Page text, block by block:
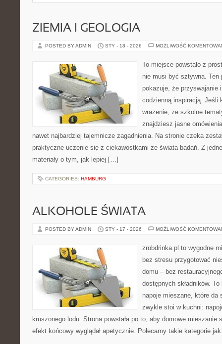
ZIEMIA I GEOLOGIA
POSTED BY ADMIN STY - 18 - 2026 MOŻLIWOŚĆ
To miejsce powstało z
nie musi być sztywna. Ten
pokazuje, że przyswajanie
codzienną inspiracją. Jeśli
wrażenie, że szkolne
znajdziesz jasne
nawet najbardziej tajemnicze zagadnienia. Na stronie czeka
praktyczne uczenie się z ciekawostkami ze świata badań. Z
materiały o tym, jak lepiej […]
CATEGORIES: HAMBURG
ALKOHOLE ŚWIATA
POSTED BY ADMIN STY - 17 - 2026 MOŻLIWOŚĆ
zrobdrinka.pl to wygodne
bez stresu przygotować
domu – bez
dostępnych składników.
napoje mieszane, które
zwykle stoi w kuchni:
kruszonego lodu. Strona powstała po to, aby domowe mieszanie
efekt końcowy wyglądał apetycznie. Polecamy takie kategorie